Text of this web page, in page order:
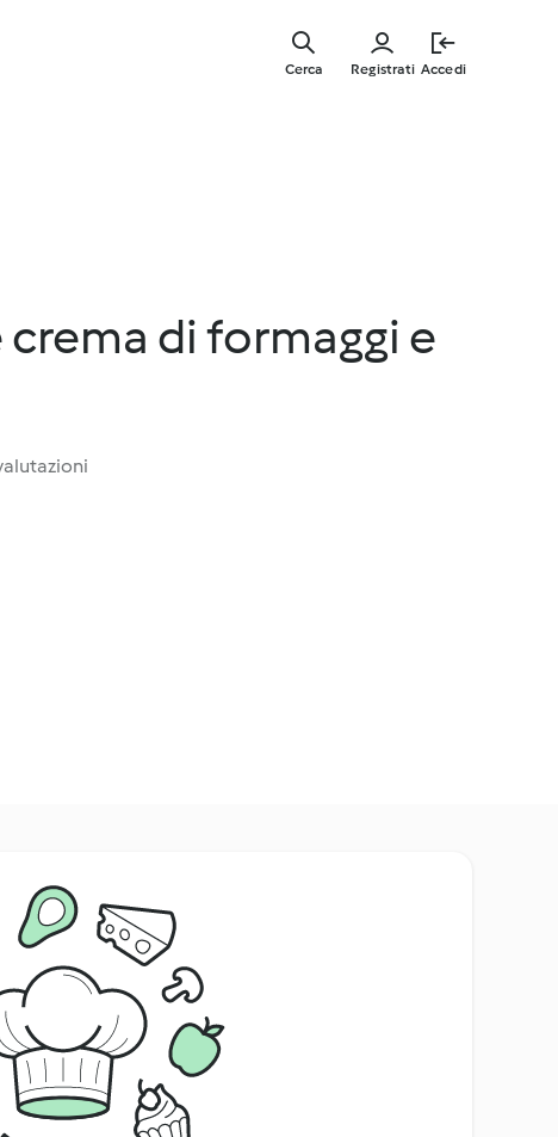
Registrati Accedi
Cerca
crema di formaggi e